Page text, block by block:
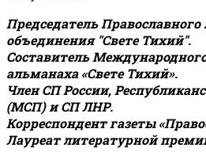
Председатель Православного
объединения "Свете Тихий".
Составитель
альманаха «Свете Тихий».
Член СП России,
(МСП) и СП ЛНР.
Корреспондент газеты
Лауреат литературной